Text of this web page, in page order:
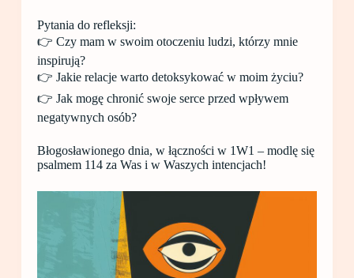
Pytania do refleksji:
👉 Czy mam w swoim otoczeniu ludzi, którzy mnie
inspirują?
👉 Jakie relacje warto detoksykować w moim życiu?
👉 Jak mogę chronić swoje serce przed wpływem
negatywnych osób?
Błogosławionego dnia, w łączności w 1W1 – modlę się
psalmem 114 za Was i w Waszych intencjach!